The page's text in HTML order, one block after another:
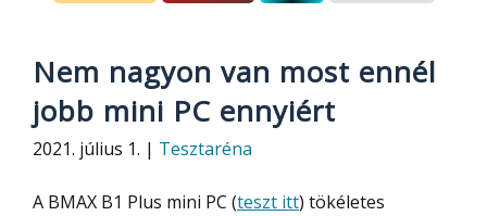
Nem nagyon van most ennél
jobb mini PC ennyiért
2021. július 1. | Tesztaréna
A BMAX B1 Plus mini PC (teszt itt) tökéletes